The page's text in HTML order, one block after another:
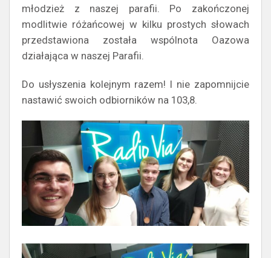
młodzież z naszej parafii. Po zakończonej
modlitwie różańcowej w kilku prostych słowach
przedstawiona została wspólnota Oazowa
działająca w naszej Parafii.
Do usłyszenia kolejnym razem! I nie zapomnijcie
nastawić swoich odbiorników na 103,8.